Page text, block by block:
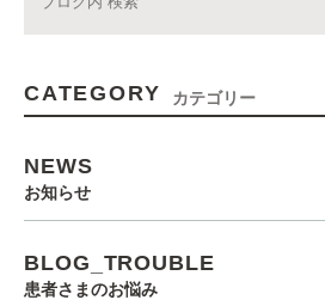
CATEGORY カテゴリー
NEWS
お知らせ
BLOG_TROUBLE
患者さまのお悩み